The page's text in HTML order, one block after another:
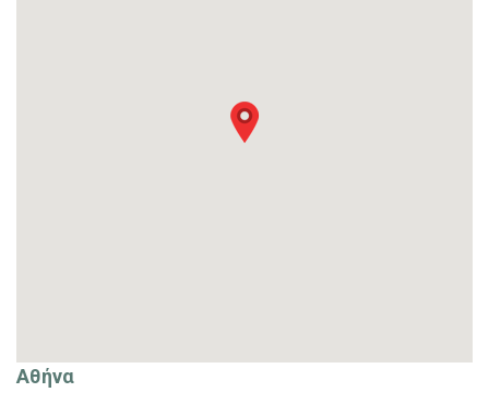
Αθήνα